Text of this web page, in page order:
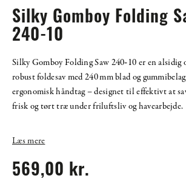
Silky Gomboy Folding
240-10
Silky Gomboy Folding Saw 240‑10 er en alsidig
robust foldesav med 240 mm blad og
ergonomisk håndtag – designet til effektivt at
frisk og tørt træ under friluftsliv og havearbejde.
Læs mere
569,00 kr.